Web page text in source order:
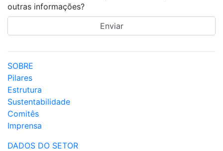
outras informações?
SOBRE
Pilares
Estrutura
Sustentabilidade
Comitês
Imprensa
DADOS DO SETOR